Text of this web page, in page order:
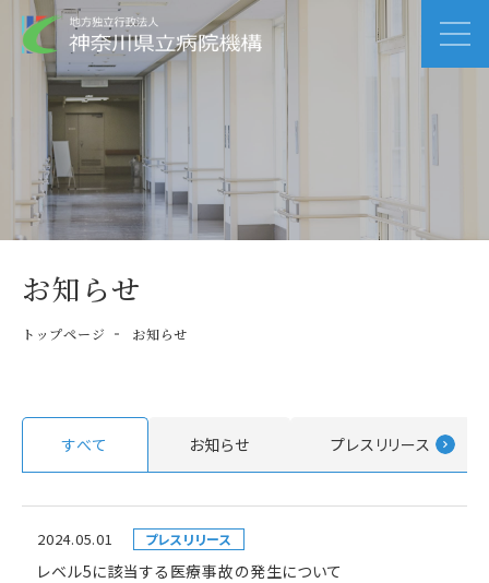
お知らせ
トップページ お知らせ
すべて お知らせ プレスリリース
2024.05.01 プレスリリース
レベル5に該当する医療事故の発生について